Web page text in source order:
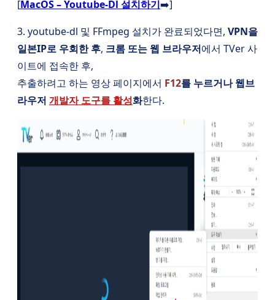
[MacOS – Youtube-Dl 설치하기➡️]
3. youtube-dl 및 FFmpeg 설치가 완료되었다면, VPN을
일본IP로 우회한 후, 크롬 또는 웹 브라우저에서 TVer 사
이트에 접속한 후,
추출하려고 하는 영상 페이지에서 F12를 누르거나 웹브
라우저 개발자 도구를 활성화한다.